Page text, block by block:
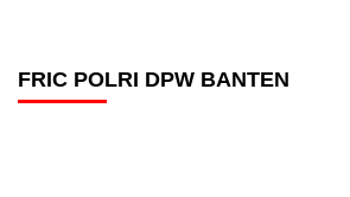
FRIC POLRI DPW BANTEN